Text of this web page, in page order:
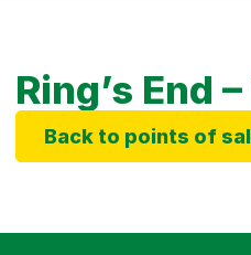
Ring’s End
Back to points of